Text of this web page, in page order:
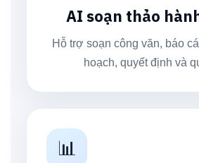
AI soạn thảo
Hỗ trợ soạn công văn, báo
hoạch, quyết định và
📊